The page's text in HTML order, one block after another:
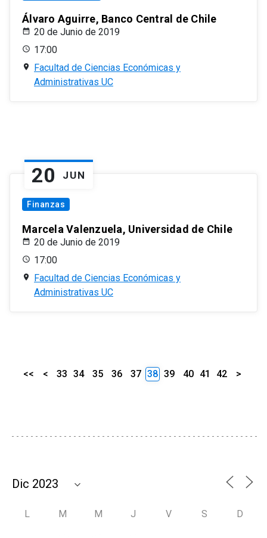
Álvaro Aguirre, Banco Central de Chile
20 de Junio de 2019
17:00
Facultad de Ciencias Económicas y
Administrativas UC
20 JUN
Finanzas
Marcela Valenzuela, Universidad de Chile
20 de Junio de 2019
17:00
Facultad de Ciencias Económicas y
Administrativas UC
<< < 33 34 35 36 37 38 39 40 41 42 >
L M M J V S D